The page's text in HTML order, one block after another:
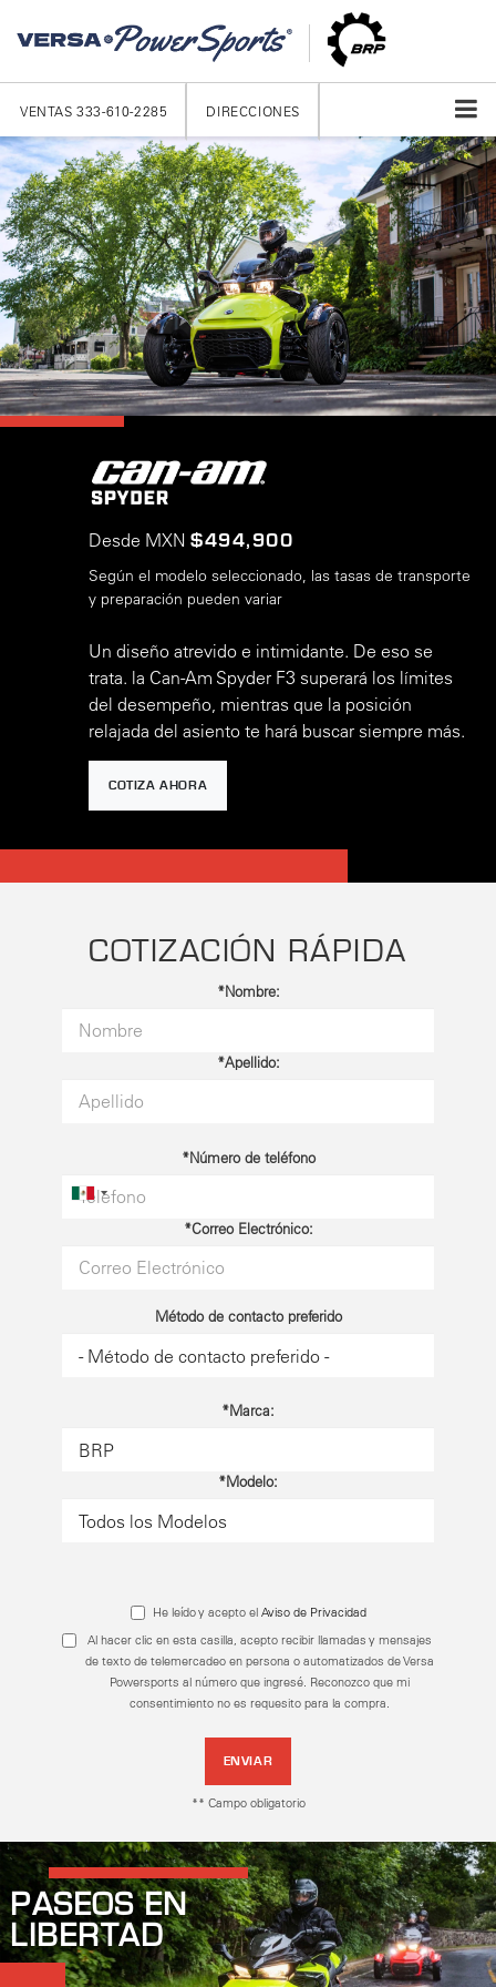
VENTAS 333-610-2285 DIRECCIONES
Desde MXN $494,900
Según el modelo seleccionado, las tasas de transporte
y preparación pueden variar
Un diseño atrevido e intimidante. De eso se
trata. la Can-Am Spyder F3 superará los límites
del desempeño, mientras que la posición
relajada del asiento te hará buscar siempre más.
COTIZA AHORA
COTIZACIÓN RÁPIDA
*Nombre:
*Apellido:
*Número de teléfono
*Correo Electrónico:
Método de contacto preferido
*Marca:
*Modelo:
He leído y acepto el Aviso de Privacidad
Al hacer clic en esta casilla, acepto recibir llamadas y mensajes
de texto de telemercadeo en persona o automatizados de Versa
Powersports al número que ingresé. Reconozco que mi
consentimiento no es requesito para la compra.
ENVIAR
** Campo obligatorio
PASEOS EN
LIBERTAD